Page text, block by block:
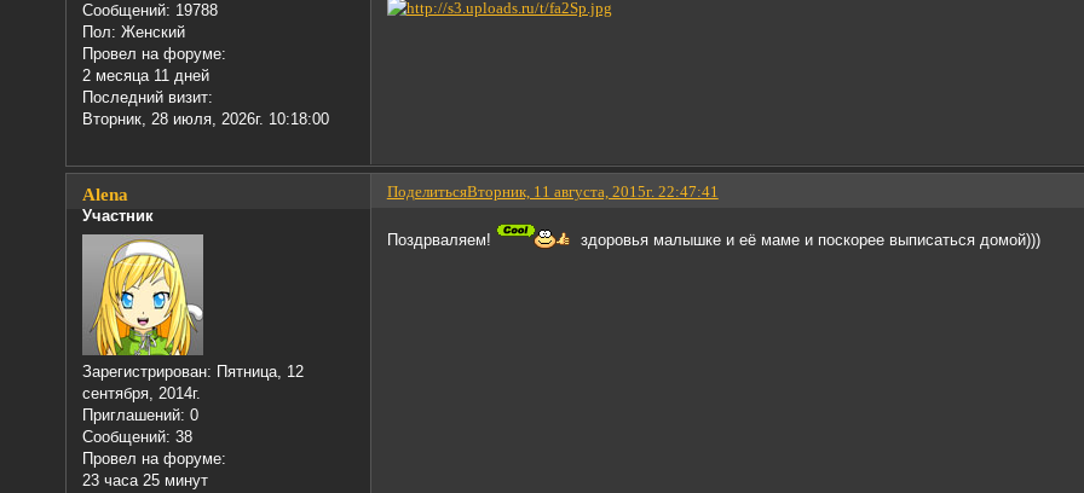
Сообщений: 19788
Пол: Женский
Провел на форуме:
2 месяца 11 дней
Последний визит:
Вторник, 28 июля, 2026г. 10:18:00
ПоделитьсяВторник, 11 августа, 2015г. 22:47:41
Alena
Участник
Зарегистрирован: Пятница, 12
сентября, 2014г.
Приглашений: 0
Сообщений: 38
Провел на форуме:
23 часа 25 минут
Поздрваляем! здоровья малышке и её маме и поскорее выписаться домой)))